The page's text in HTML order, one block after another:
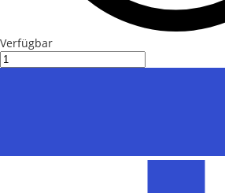
Verfügbar